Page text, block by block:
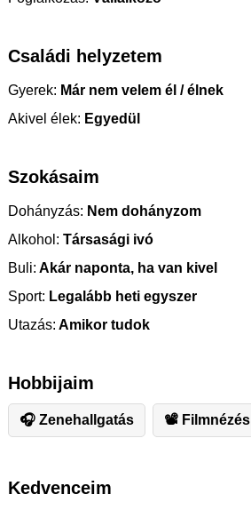
Családi helyzetem
Gyerek: Már nem velem él / élnek
Akivel élek: Egyedül
Szokásaim
Dohányzás: Nem dohányzom
Alkohol: Társasági ivó
Buli: Akár naponta, ha van kivel
Sport: Legalább heti egyszer
Utazás: Amikor tudok
Hobbijaim
🎧 Zenehallgatás 📽 Filmnézés
Kedvenceim